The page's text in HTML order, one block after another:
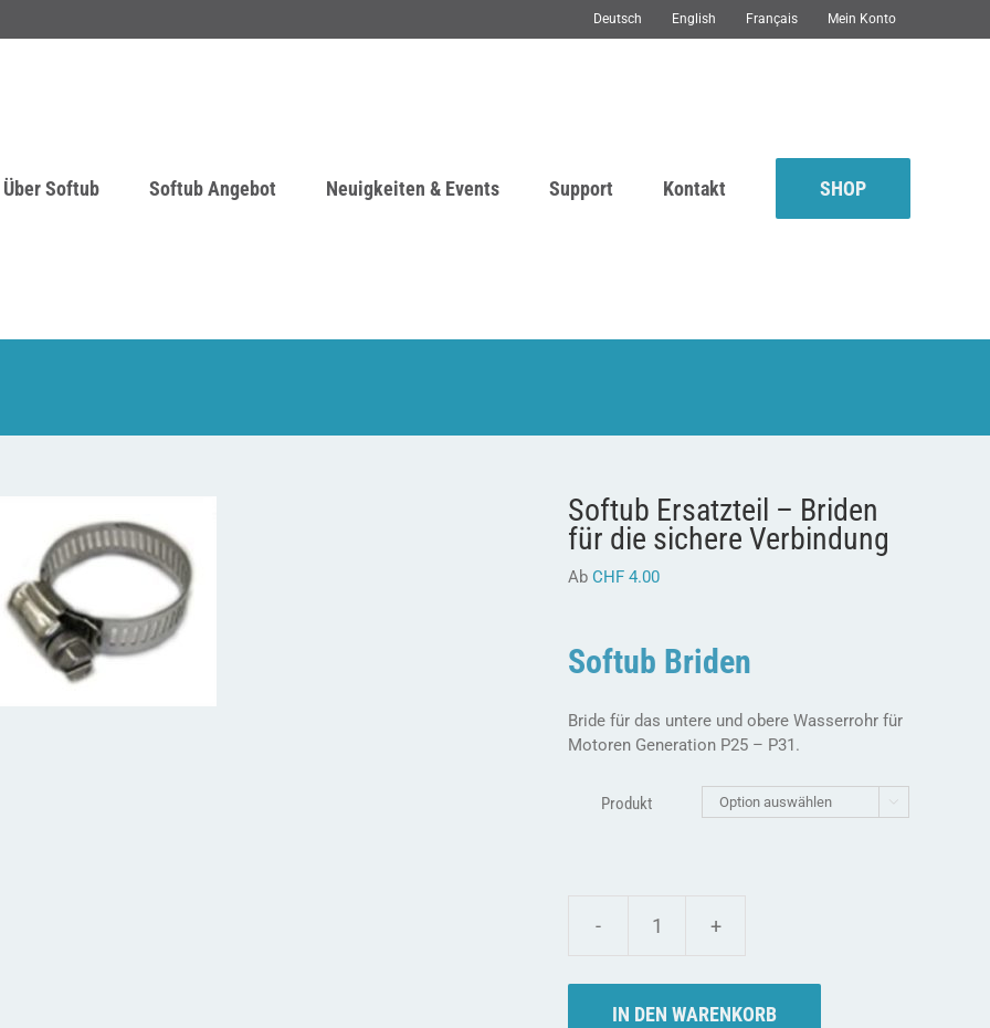
Deutsch English Français Mein Konto
Über Softub Softub Angebot Neuigkeiten & Events Support Kontakt SHOP
Softub Ersatzteil – Briden
für die sichere Verbindung
Ab CHF 4.00
Softub Briden
Bride für das untere und obere Wasserrohr für
Motoren Generation P25 – P31.
Produkt 
Softub
-
Briden
IN DEN WARENKORB